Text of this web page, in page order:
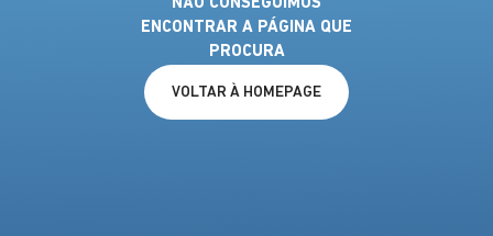
NÃO CONSEGUIMOS
ENCONTRAR A PÁGINA QUE
PROCURA
VOLTAR À HOMEPAGE